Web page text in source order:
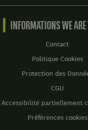
Tennis
BNP
Accueil
INFORMATIONS WE
Contact
Politique Cookies
Protection des
CGU
Accessibilité partiellement
Préférences cookies